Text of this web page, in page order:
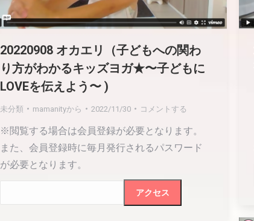
20220908 オカエリ（子どもへの関わ
り方がわかるキッズヨガ★〜子どもに
LOVEを伝えよう〜 )
未分類 mamanityから 2022/11/30 コメントする
※閲覧する場合は会員登録が必要となります。
また、会員登録時に毎月発行されるパスワード
が必要となります。